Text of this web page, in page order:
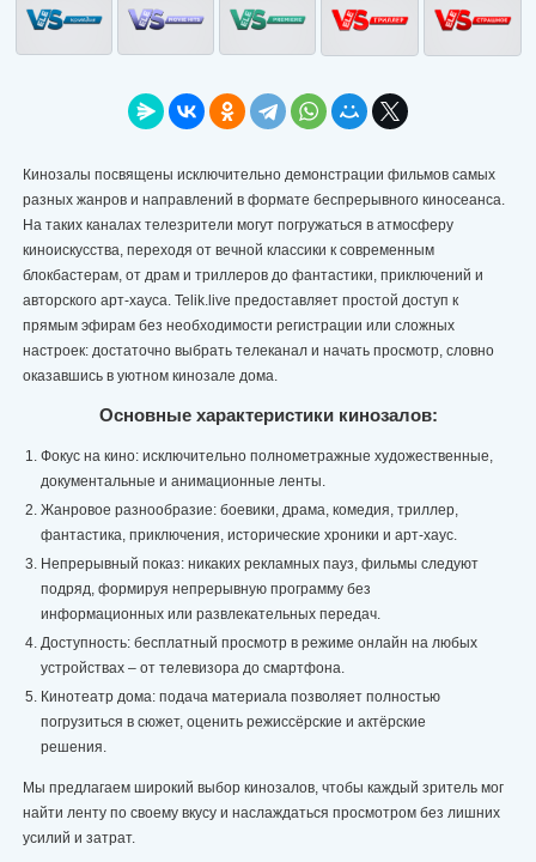
Кинозалы посвящены исключительно демонстрации фильмов самых
разных жанров и направлений в формате беспрерывного киносеанса.
На таких каналах телезрители могут погружаться в атмосферу
киноискусства, переходя от вечной классики к современным
блокбастерам, от драм и триллеров до фантастики, приключений и
авторского арт-хауса. Telik.live предоставляет простой доступ к
прямым эфирам без необходимости регистрации или сложных
настроек: достаточно выбрать телеканал и начать просмотр, словно
оказавшись в уютном кинозале дома.
Основные характеристики кинозалов:
Фокус на кино: исключительно полнометражные художественные,
документальные и анимационные ленты.
Жанровое разнообразие: боевики, драма, комедия, триллер,
фантастика, приключения, исторические хроники и арт-хаус.
Непрерывный показ: никаких рекламных пауз, фильмы следуют
подряд, формируя непрерывную программу без
информационных или развлекательных передач.
Доступность: бесплатный просмотр в режиме онлайн на любых
устройствах – от телевизора до смартфона.
Кинотеатр дома: подача материала позволяет полностью
погрузиться в сюжет, оценить режиссёрские и актёрские
решения.
Мы предлагаем широкий выбор кинозалов, чтобы каждый зритель мог
найти ленту по своему вкусу и наслаждаться просмотром без лишних
усилий и затрат.